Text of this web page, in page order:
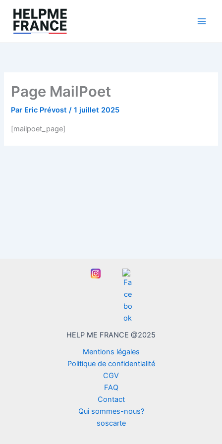
contenu
Page MailPoet
Par Eric Prévost/1 juillet 2025
[mailpoet_page]
HELP ME FRANCE @2025
Mentions légales
Politique de confidentialité
CGV
FAQ
Contact
Qui sommes-nous?
soscarte